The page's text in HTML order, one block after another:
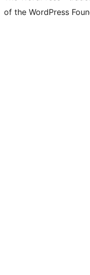
of the WordPress